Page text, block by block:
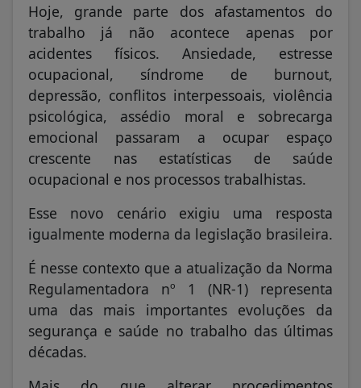
Hoje, grande parte dos afastamentos do
trabalho já não acontece apenas por
acidentes físicos. Ansiedade, estresse
ocupacional, síndrome de burnout,
depressão, conflitos interpessoais, violência
psicológica, assédio moral e sobrecarga
emocional passaram a ocupar espaço
crescente nas estatísticas de saúde
ocupacional e nos processos trabalhistas.
Esse novo cenário exigiu uma resposta
igualmente moderna da legislação brasileira.
É nesse contexto que a atualização da Norma
Regulamentadora nº 1 (NR-1) representa
uma das mais importantes evoluções da
segurança e saúde no trabalho das últimas
décadas.